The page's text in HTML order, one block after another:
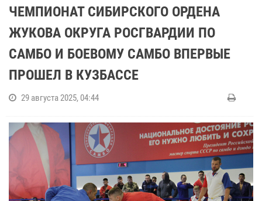
ЧЕМПИОНАТ СИБИРСКОГО ОРДЕНА
ЖУКОВА ОКРУГА РОСГВАРДИИ ПО
САМБО И БОЕВОМУ САМБО ВПЕРВЫЕ
ПРОШЕЛ В КУЗБАССЕ
29 августа 2025, 04:44